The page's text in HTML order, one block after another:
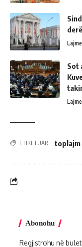
Lajme
Sot
Lajme
ETIKETUAR: toplajm
Abonohu
Regjistrohu në